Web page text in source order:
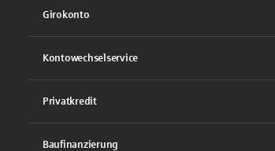
Girokonto
Kontowechselservice
Privatkredit
Baufinanzierung